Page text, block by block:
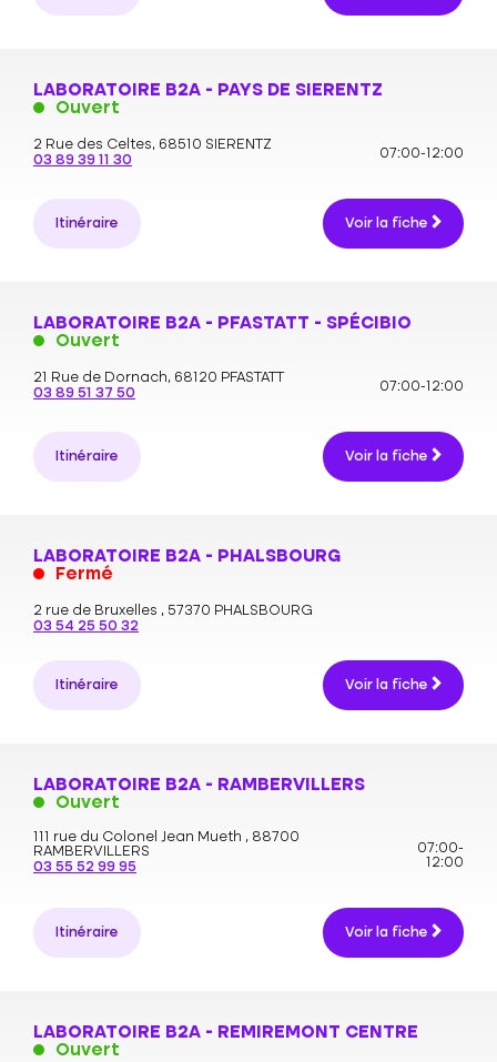
LABORATOIRE B2A - PAYS DE SIERENTZ
Ouvert
2 Rue des Celtes, 68510 SIERENTZ
03 89 39 11 30
07:00-12:00
Itinéraire Voir la fiche
LABORATOIRE B2A - PFASTATT - SPÉCIBIO
Ouvert
21 Rue de Dornach, 68120 PFASTATT
03 89 51 37 50
07:00-12:00
Itinéraire Voir la fiche
LABORATOIRE B2A - PHALSBOURG
Fermé
2 rue de Bruxelles , 57370 PHALSBOURG
03 54 25 50 32
Itinéraire Voir la fiche
LABORATOIRE B2A - RAMBERVILLERS
Ouvert
111 rue du Colonel Jean Mueth , 88700
RAMBERVILLERS
03 55 52 99 95
07:00-
12:00
Itinéraire Voir la fiche
LABORATOIRE B2A - REMIREMONT CENTRE
Ouvert